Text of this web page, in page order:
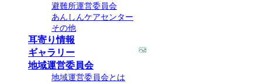
避難所運営委員会
あんしんケアセンター
その他
耳寄り情報
ギャラリー
地域運営委員会
地域運営委員会とは